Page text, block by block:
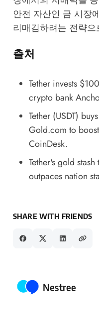
안전 자산인 금 시장
리매김하려는 전략
출처
Tether invests
crypto bank
Tether (USDT)
Gold.com to
CoinDesk.
Tether's gold
outpaces nation
SHARE WITH FRIENDS
Posted by
Nestree